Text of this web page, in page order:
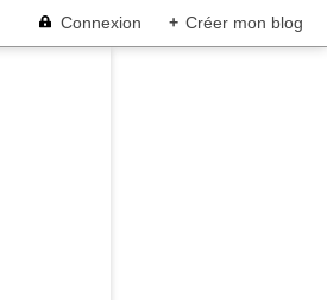
Connexion + Créer mon blog